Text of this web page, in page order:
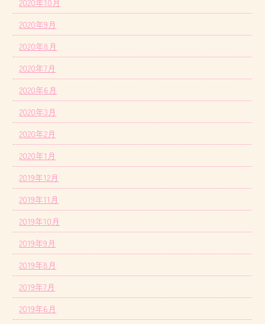
2020年10月
2020年9月
2020年8月
2020年7月
2020年6月
2020年3月
2020年2月
2020年1月
2019年12月
2019年11月
2019年10月
2019年9月
2019年8月
2019年7月
2019年6月